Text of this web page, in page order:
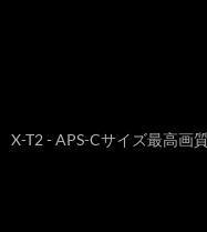
X-T2 - APS-Cサイズ最高画